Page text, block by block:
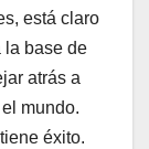
está claro
la base de
atrás a
mundo.
éxito.